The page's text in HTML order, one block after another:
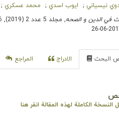
نیسیاني ایوب اسدي محمد عسكري
في الدین و الصحه, مجلد 5 عدد 2 (2019), 26 تار 2019
البحث الادراج المراجع
النسخة الكاملة لهذه المقالة انقر هنا